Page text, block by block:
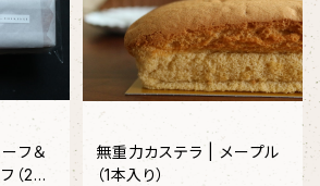
フ＆
（2個
無重力カステラ | メープル
（1本入り）